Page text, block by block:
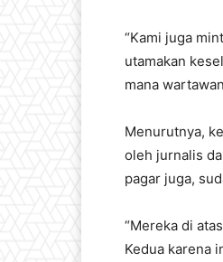
“Kami juga
utamakan
mana
Menurutnya,
oleh jurnalis
pagar juga,
“Mereka di
Kedua karena